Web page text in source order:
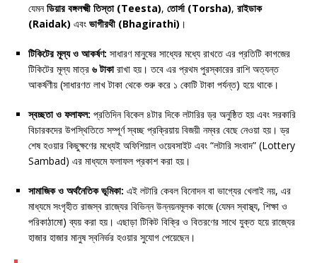
যেমনডিয়ার বঙ্গলক্ষ্মী তিস্তা (Teesta), তোর্সা (Torsha), রাইডাক
(Raidak) এবং ভাগীরথী (Bhagirathi) ।
টিকিটের মূল্য ও আকর্ষণ: সাধারণ মানুষের সাধ্যের মধ্যে রাখতে এর প্রতিটি কাগজের
টিকিটের মূল্য মাত্র ৬ টাকারাখা হয়। তবে এর প্রথম পুরস্কারের রাশি অত্যন্ত
আকর্ষণীয় (সাধারণত লাখ টাকা থেকে শুরু করে ১ কোটি টাকা পর্যন্ত) হয়ে থাকে।
স্বচ্ছতা ও ফলাফল: প্রতিদিন বিকেল ৪টার দিকে লটারির ড্র অনুষ্ঠিত হয় এবং সরকারি
বিচারকদের উপস্থিতিতে সম্পূর্ণ স্বচ্ছ প্রক্রিয়ায় বিজয়ী নম্বর বেছে নেওয়া হয়। ড্র
শেষ হওয়ার কিছুক্ষণের মধ্যেই অফিশিয়াল ওয়েবসাইট এবং “লটারি সংবাদ” (Lottery
Sambad) এর মাধ্যমে ফলাফল প্রকাশ করা হয়।
সামাজিক ও অর্থনৈতিক ভূমিকা: এই লটারি কেবল বিনোদন বা ভাগ্যের খেলাই নয়, এর
মাধ্যমে সংগৃহীত রাজস্ব রাজ্যের বিভিন্ন উন্নয়নমূলক কাজে (যেমন স্বাস্থ্য, শিক্ষা ও
পরিকাঠামো) ব্যয় করা হয়। এছাড়া টিকিট বিক্রি ও বিতরণের সাথে যুক্ত হয়ে রাজ্যের
হাজার হাজার মানুষ স্বনির্ভর হওয়ার সুযোগ পেয়েছেন।